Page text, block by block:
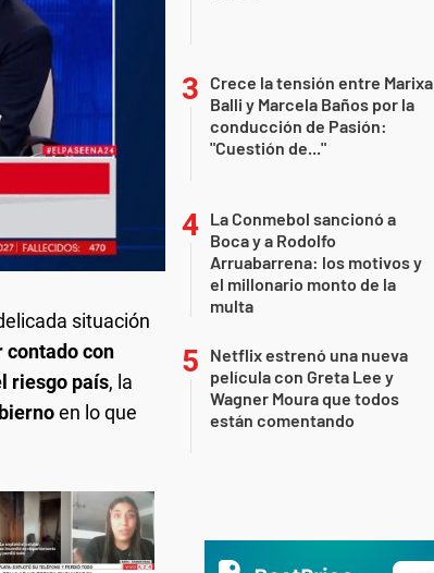
situación
contado con
riesgo país, la
en lo que
Crece la tensión entre Marixa
Balli y Marcela Baños por la
conducción de Pasión:
"Cuestión de..."
La Conmebol sancionó a
Boca y a Rodolfo
Arruabarrena: los motivos y
el millonario monto de la
multa
Netflix estrenó una nueva
película con Greta Lee y
Wagner Moura que todos
están comentando